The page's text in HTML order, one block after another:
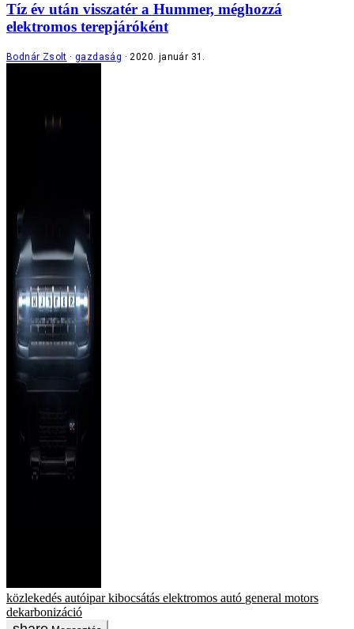
Tíz év után visszatér a Hummer, méghozzá
elektromos terepjáróként
Bodnár Zsolt gazdaság 2020. január 31.
közlekedés autóipar kibocsátás elektromos autó general motors
dekarbonizáció